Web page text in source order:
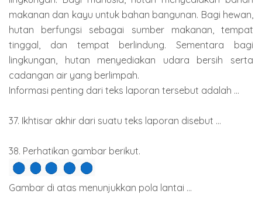
makanan dan kayu untuk bahan bangunan. Bagi hewan,
hutan berfungsi sebagai sumber makanan, tempat
tinggal, dan tempat berlindung. Sementara bagi
lingkungan, hutan menyediakan udara bersih serta
cadangan air yang berlimpah.
Informasi penting dari teks laporan tersebut adalah ...
37. Ikhtisar akhir dari suatu teks laporan disebut ...
38. Perhatikan gambar berikut.
Gambar di atas menunjukkan pola lantai ...